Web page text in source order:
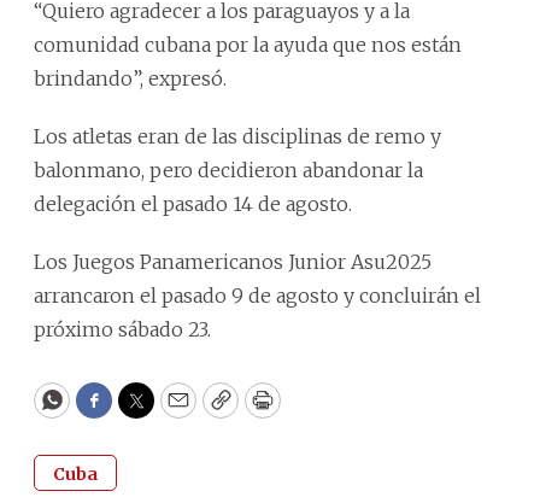
“Quiero agradecer a los paraguayos y a la
comunidad cubana por la ayuda que nos están
brindando”, expresó.
Los atletas eran de las disciplinas de remo y
balonmano, pero decidieron abandonar la
delegación el pasado 14 de agosto.
Los Juegos Panamericanos Junior Asu2025
arrancaron el pasado 9 de agosto y concluirán el
próximo sábado 23.
WhatsApp
Facebook
Twitter
EmailCopyPrint
Cuba